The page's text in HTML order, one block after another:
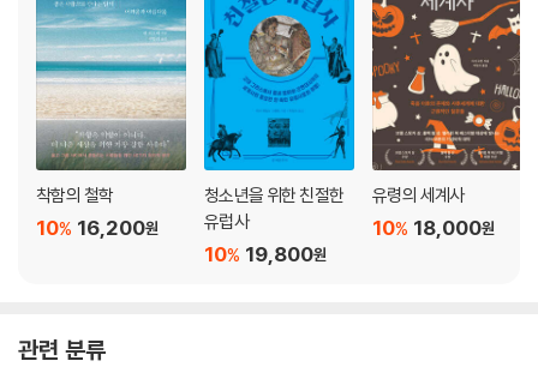
착함의 철학
16,200원
10%
청소년을 위한 친절한
유럽사
19,800원
10%
유령의 세계사
18,000원
10%
관련 분류